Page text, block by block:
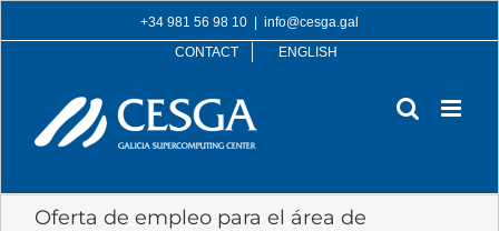
to
+34 981 56 98 10
info@cesga.gal
CONTACT
ENGLISH
Oferta de empleo para el área de